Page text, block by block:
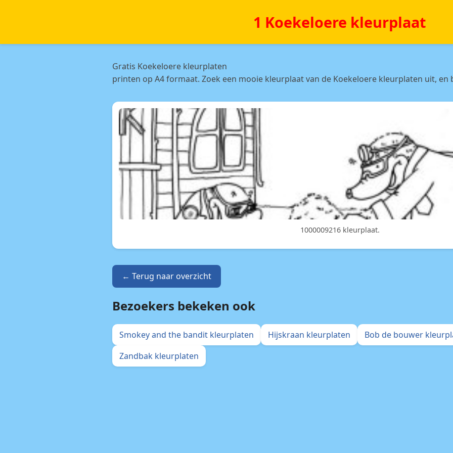
1 Koekeloere kleurplaat
Gratis Koekeloere kleurplaten
printen op A4 formaat. Zoek een mooie kleurplaat van de Koekeloere kleurplaten uit, en
1000009216 kleurplaat.
← Terug naar overzicht
Bezoekers bekeken ook
Smokey and the bandit kleurplaten Hijskraan kleurplaten
Bob de bouwer
Zandbak kleurplaten